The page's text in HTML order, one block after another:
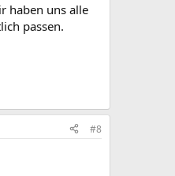
haben uns alle
passen.
#8